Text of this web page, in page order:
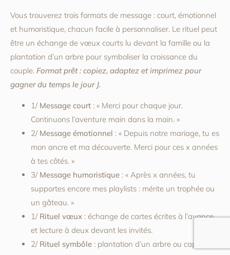
Vous trouverez trois formats de message : court, émotionnel
et humoristique, chacun facile à personnaliser. Le rituel peut
être un échange de vœux courts lu devant la famille ou la
plantation d’un arbre pour symboliser la croissance du
couple. Format prêt : copiez, adaptez et imprimez pour
gagner du temps le jour J.
1/ Message court : « Merci pour chaque jour.
Continuons l’aventure main dans la main. »
2/ Message émotionnel : « Depuis notre mariage, tu es
mon ancre et ma découverte. Merci pour ces x années
à tes côtés. »
3/ Message humoristique : « Après x années, tu
supportes encore mes playlists : mérite un trophée ou
un gâteau. »
1/ Rituel vœux : échange de cartes écrites à l’avance
et lecture à deux devant les invités.
2/ Rituel symbôle : plantation d’un arbre ou capsule